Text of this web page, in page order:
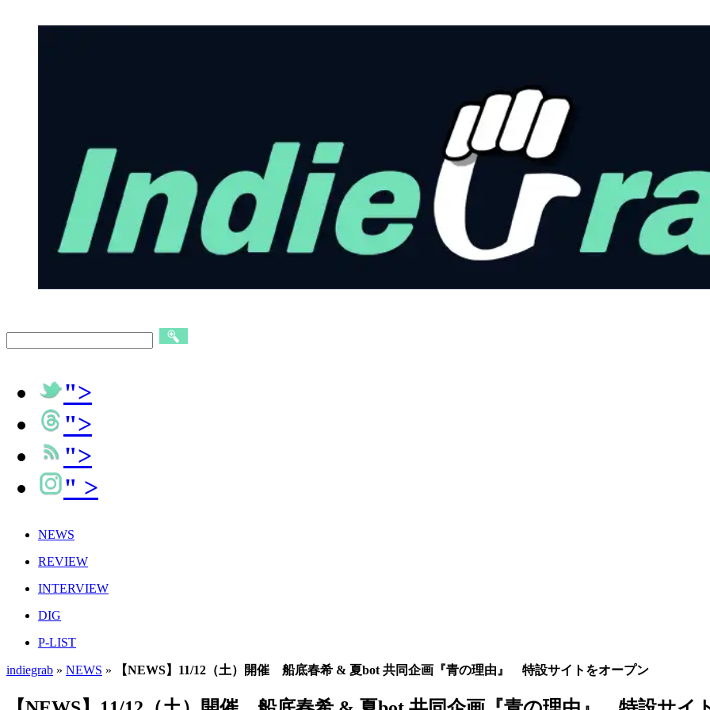
">
">
">
" >
NEWS
REVIEW
INTERVIEW
DIG
P-LIST
indiegrab » NEWS » 【NEWS】11/12（土）開催 船底春希 & 夏bot 共同企画『青の理由』 特設サイトをオープン